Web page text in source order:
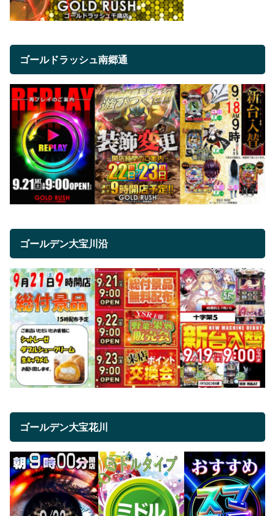
ゴールドラッシュ南郷通
ゴールデン大宝川沿
ゴールデン大宝花川